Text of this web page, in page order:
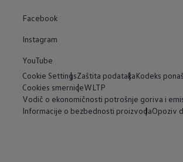
Facebook
Instagram
YouTube
Cookie SettingsZaštita podatakaKodeks
Cookies smerniceWLTP
Vodič o ekonomičnosti potrošnje goriva i
Informacije o bezbednosti proizvodaOpoziv